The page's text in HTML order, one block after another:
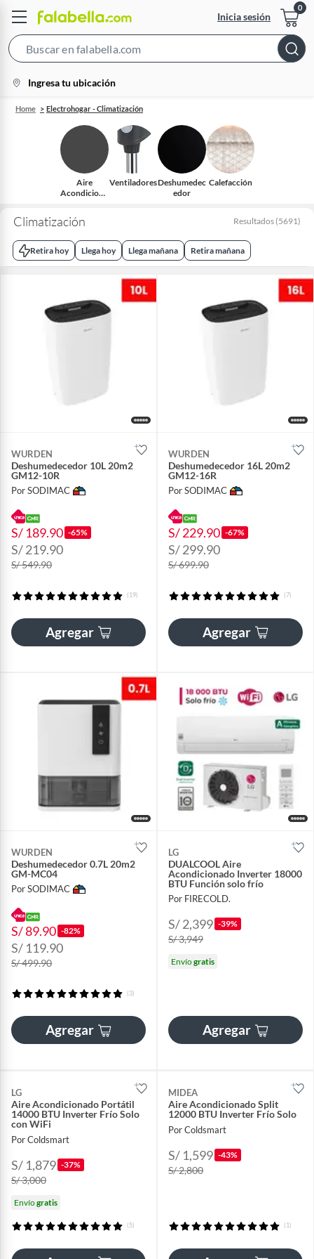
Inicia sesión
Bar
location-
icon
Ingresa tu ubicación
Home Electrohogar - Climatización
Aire
Acondiciona
VentiladoresDeshumedec
edor
Calefacción
Climatización Resultados (5691)
Retira hoy Llega hoy Llega mañana Retira mañana
WURDEN
Deshumedecedor 10L 20m2
GM12-10R
Por SODIMAC
S/ 189.90 -65%
S/ 219.90
S/ 549.90
(19)
Agregar
WURDEN
Deshumedecedor 16L 20m2
GM12-16R
Por SODIMAC
S/ 229.90 -67%
S/ 299.90
S/ 699.90
(7)
Agregar
WURDEN
Deshumedecedor 0.7L 20m2
GM-MC04
Por SODIMAC
S/ 89.90 -82%
S/ 119.90
S/ 499.90
(3)
Agregar
LG
DUALCOOL Aire
Acondicionado Inverter 18000
BTU Función solo frío
Por FIRECOLD.
S/ 2,399 -39%
S/ 3,949
Envíogratis
Agregar
LG
Aire Acondicionado Portátil
14000 BTU Inverter Frío Solo
con WiFi
Por Coldsmart
S/ 1,879 -37%
S/ 3,000
Envíogratis
(5)
MIDEA
Aire Acondicionado Split
12000 BTU Inverter Frío Solo
Por Coldsmart
S/ 1,599 -43%
S/ 2,800
(1)